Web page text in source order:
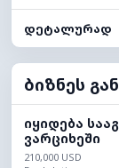
დეტალურად
ბიზნეს
იყიდება
ვარციხეში
210,000 USD